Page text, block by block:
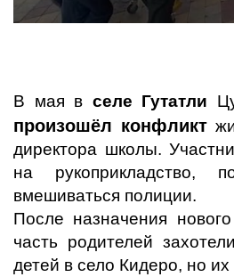
или через
В мая в селе Гутатли
произошёл конфликт
директора школы.
на рукоприкладство,
вмешиваться полиции.
После назначения
часть родителей
детей в село Кидеро, но их